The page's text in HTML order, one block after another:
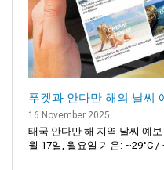
푸켓과 안다만 해의 날씨
16 November 2025
태국 안다만 해 지역 날씨 예
월 17일, 월요일 기온: ~29°C /